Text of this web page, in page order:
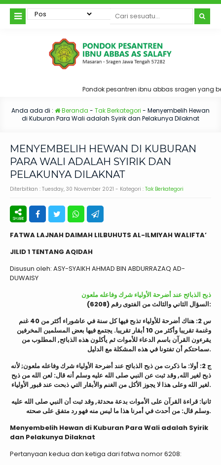
Pondok pesantren ibnu abbas sragen yang
Anda ada di : Beranda - Tak Berkategori - Menyembelih Hewan
di Kuburan Para Wali adalah Syirik dan Pelakunya Dilaknat
MENYEMBELIH HEWAN DI KUBURAN
PARA WALI ADALAH SYIRIK DAN
PELAKUNYA DILAKNAT
Diterbitkan : Tuesday, 30 November 2021 - Kategori : Tak Berkategori
FATWA LAJNAH DAIMAH LILBUHUTS AL-ILMIYAH WALIFTA’
JILID 1 TENTANG AQIDAH
Disusun oleh: ASY-SYAIKH AHMAD BIN ABDURRAZAQ AD-
DUWAISY
ذبح الذبائح عند أضرحة الأولياء شرك وفاعله ملعون
السؤال الثاني والثالث من الفتوى رقم (6208):
س 2: هناك أضرحة للأولياء تذبح فيها كل سنة في عاشوراء أكثر من 40 غنم
وغنمة تقريبا وأكثر من 10 أبقار تقريبا. يجتمع فيها بعض المسلمين المخرفين
يقرءون القرآن باسم الدعاء للأموات ثم يأكلون هذه الذبائح, المطلوب من
سماحتكم أن تفتونا في هذه المشكلة مع الدليل.
ج 2: أولا: ما ذكرت من ذبح الذبائح عند أضرحة الأولياء شرك وفاعله ملعون; لأنه
ذبح لغير الله, وقد ثبت عن النبي صلى الله عليه وسلم أنه قال: لعن الله من ذبح
لغير الله وعلى هذا لا يجوز الأكل من الغنم والأبقار التي ذبحت عند قبور الأولياء.
ثانيا: قراءة القرآن على الأموات بدعة محدثة, وقد ثبت أن النبي صلى الله عليه
وسلم قال: من أحدث في أمرنا هذا ما ليس منه فهو رد متفق على صحته.
Menyembelih Hewan di Kuburan Para Wali adalah Syirik
dan Pelakunya Dilaknat
Pertanyaan kedua dan ketiga dari fatwa nomor 6208: